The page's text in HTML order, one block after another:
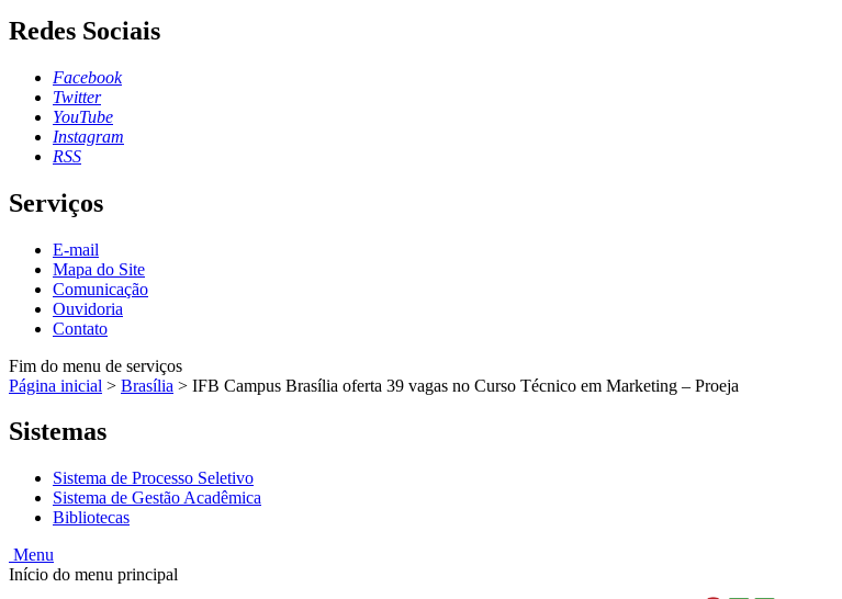
Redes Sociais
Facebook
Twitter
YouTube
Instagram
RSS
Serviços
E-mail
Mapa do Site
Comunicação
Ouvidoria
Contato
Fim do menu de serviços
Página inicial > Brasília > IFB Campus Brasília oferta 39 vagas no Curso Técnico em Marketing – Proeja
Sistemas
Sistema de Processo Seletivo
Sistema de Gestão Acadêmica
Bibliotecas
Menu
Início do menu principal